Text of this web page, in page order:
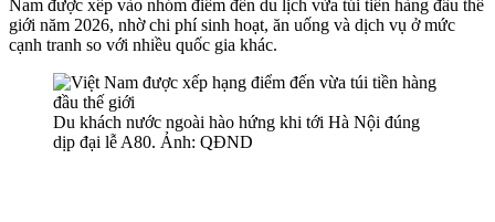
Nam được xếp vào nhóm điểm đến du lịch vừa túi tiền hàng đầu thế
giới năm 2026, nhờ chi phí sinh hoạt, ăn uống và dịch vụ ở mức
cạnh tranh so với nhiều quốc gia khác.
Du khách nước ngoài hào hứng khi tới Hà Nội đúng
dịp đại lễ A80. Ảnh: QĐND